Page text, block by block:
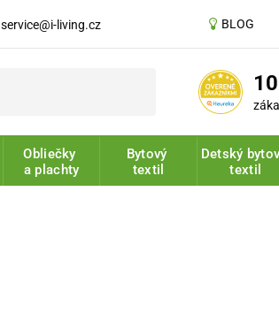
service@i-living.cz BLOG
Obliečky
a plachty
Bytový
textil
Detský
textil